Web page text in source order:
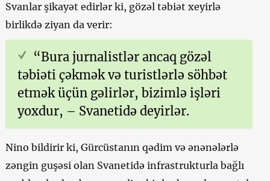
Svanlar şikayət edirlər ki, gözəl təbiət xeyirlə
birlikdə ziyan da verir:
“Bura jurnalistlər ancaq gözəl
təbiəti çəkmək və turistlərlə söhbət
etmək üçün gəlirlər, bizimlə işləri
yoxdur, – Svanetidə deyirlər.
Nino bildirir ki, Gürcüstanın qədim və ənənələrlə
zəngin guşəsi olan Svanetidə infrastrukturla bağlı